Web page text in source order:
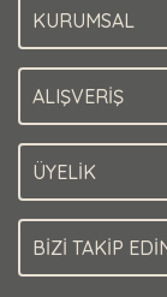
KURUMSAL
ALIŞVERİŞ
ÜYELİK
BİZİ TAKİP